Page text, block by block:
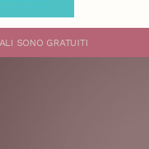
SONO GRATUITI